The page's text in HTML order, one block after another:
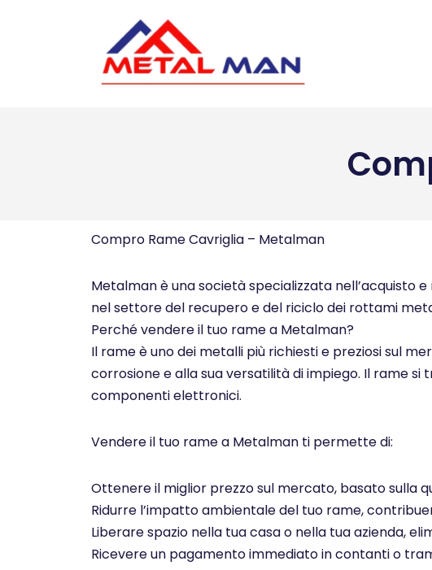
Compro Rame Cavriglia – Metalman
Metalman è una società specializzata nell’acquisto
nel settore del recupero e del riciclo dei rottami
Perché vendere il tuo rame a Metalman?
Il rame è uno dei metalli più richiesti e preziosi sul
corrosione e alla sua versatilità di impiego. Il rame
componenti elettronici.
Vendere il tuo rame a Metalman ti permette di:
Ottenere il miglior prezzo sul mercato, basato sulla
Ridurre l’impatto ambientale del tuo rame,
Liberare spazio nella tua casa o nella tua azienda,
Ricevere un pagamento immediato in contanti o